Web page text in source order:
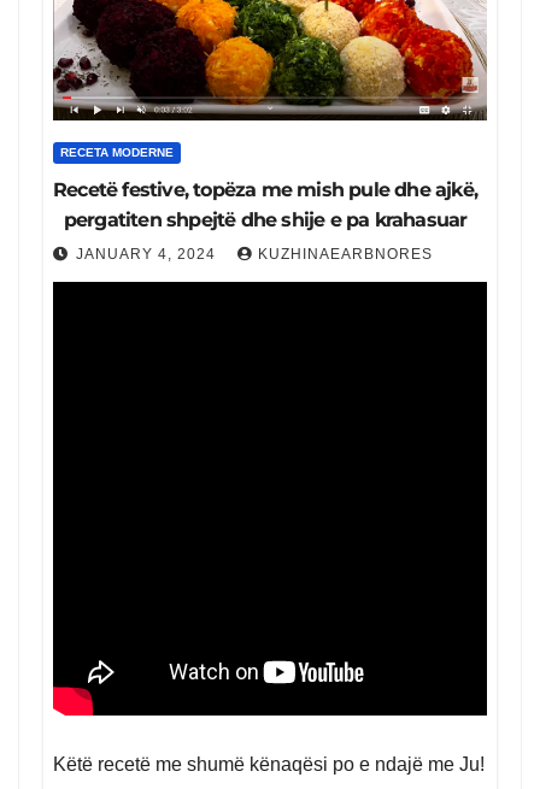
RECETA MODERNE
Recetë festive, topëza me mish pule dhe ajkë,
pergatiten shpejtë dhe shije e pa krahasuar
JANUARY 4, 2024 KUZHINAEARBNORES
Këtë recetë me shumë kënaqësi po e ndajë me Ju!